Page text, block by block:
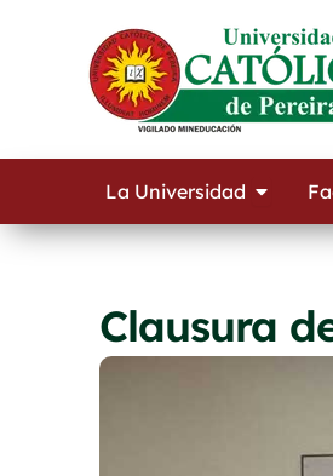
La Universidad Open
Clausura